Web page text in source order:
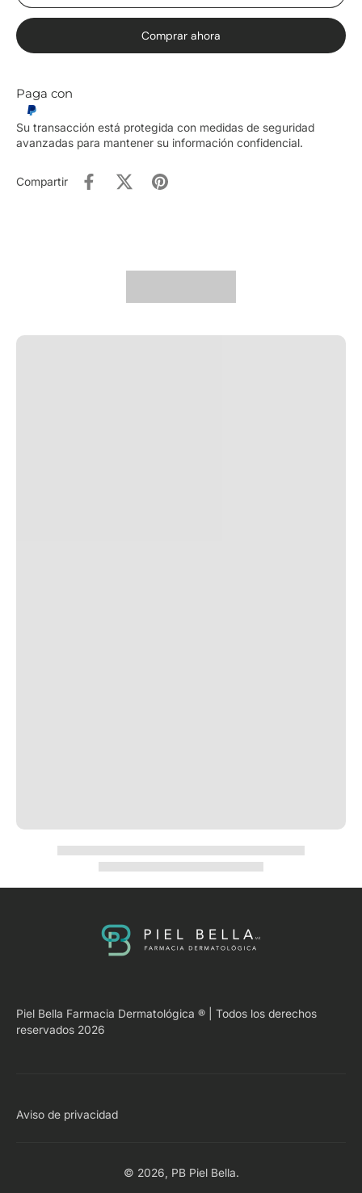
Comprar ahora
Paga con
Su transacción está protegida con medidas de seguridad
avanzadas para mantener su información confidencial.
Compartir
Piel Bella Farmacia Dermatológica ® | Todos los derechos
reservados 2026
Aviso de privacidad
© 2026, PB Piel Bella.